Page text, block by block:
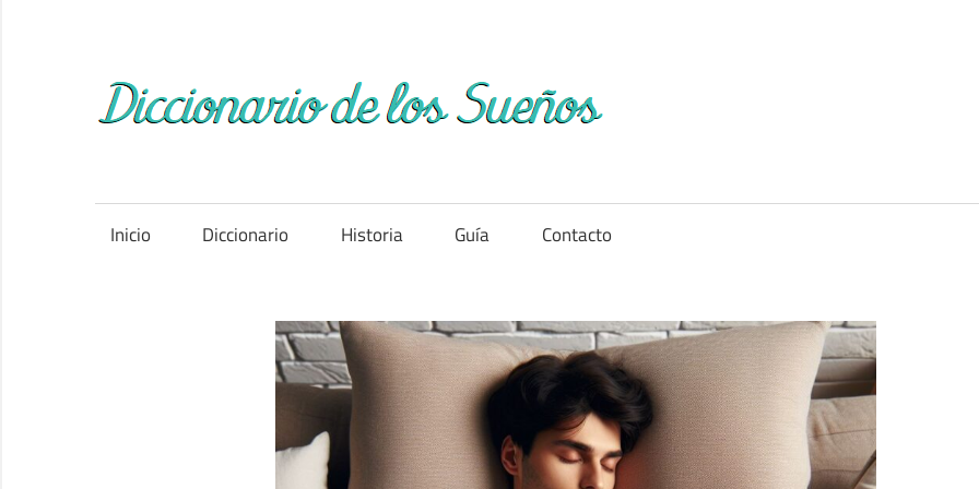
contenido
Inicio Diccionario Historia Guía Contacto